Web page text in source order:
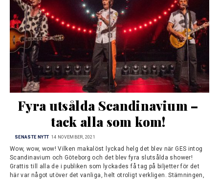
Fyra utsålda Scandinavium –
tack alla som kom!
SENASTE NYTT 14 NOVEMBER, 2021
Wow, wow, wow! Vilken makalöst lyckad helg det blev när GES intog
Scandinavium och Göteborg och det blev fyra slutsålda shower!
Grattis till alla de i publiken som lyckades få tag på biljetter för det
här var något utöver det vanliga, helt otroligt verkligen. Stämningen,